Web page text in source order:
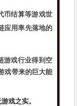
币结算等游戏世
应用率先落地的
游戏行业得到空
戏带来的巨大能
戏之实。